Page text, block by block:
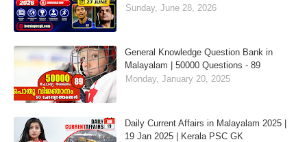
Sunday, June 28, 2026
General Knowledge Question Bank in
Malayalam | 50000 Questions - 89
Monday, January 20, 2025
Daily Current Affairs in Malayalam 2025 |
19 Jan 2025 | Kerala PSC GK